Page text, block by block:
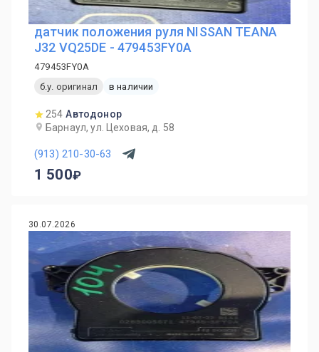
датчик положения руля NISSAN TEANA
J32 VQ25DE - 479453FY0A
479453FY0A
б.у. оригинал
в наличии
254 Автодонор
Барнаул, ул. Цеховая, д. 58
(913) 210-30-63
1 500
30.07.2026